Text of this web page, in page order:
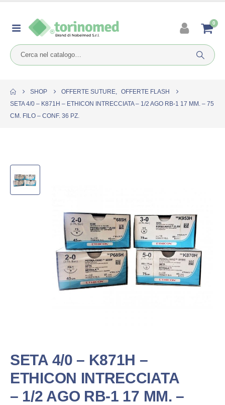
0
SHOP OFFERTE SUTURE, OFFERTE FLASH
SETA 4/0 – K871H – ETHICON INTRECCIATA – 1/2 AGO RB-1 17 MM. – 75
CM. FILO – CONF. 36 PZ.
SETA 4/0 – K871H –
ETHICON INTRECCIATA
– 1/2 AGO RB-1 17 MM. –